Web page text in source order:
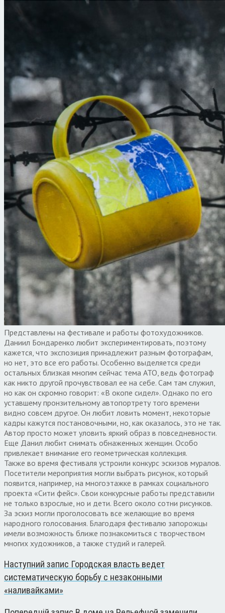
Представлены на фестивале и работы фотохудожников.
Даниил Бондаренко любит экспериментировать, поэтому
кажется, что экспозиция принадлежит разным фотографам,
но нет, это все его работы. Особенно выделяется среди
остальных близкая многим сейчас тема АТО, ведь фотограф
как никто другой прочувствовал ее на себе. Сам там служил,
но как он скромно говорит: «В окопе сидел». Однако по его
уставшему пронзительному автопортрету того времени
видно совсем другое. Он любит ловить момент, некоторые
кадры кажутся постановочными, но, как оказалось, это не так.
Автор просто может уловить яркий образ в повседневности.
Еще Данил любит снимать обнаженных женщин. Особо
привлекает внимание его геометрическая коллекция.
Также во время фестиваля устроили конкурс эскизов муралов.
Посетители мероприятия могли выбрать рисунок, который
появится, например, на многоэтажке в рамках социального
проекта «Сити фейс». Свои конкурсные работы представили
не только взрослые, но и дети. Всего около сотни рисунков.
За эскиз могли проголосовать все желающие во время
народного голосования. Благодаря фестивалю запорожцы
имели возможность ближе познакомиться с творчеством
многих художников, а также студий и галерей.
Наступний запис Городская власть ведет
систематическую борьбу с незаконными
«наливайками»